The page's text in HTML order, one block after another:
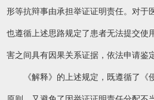
形等抗辩事由承担举证证明责任。对于
也遵循上述思路规定了患者无法提交使
害之间具有因果关系证据，依法申请鉴
《解释》的上述规定，既遵循了《